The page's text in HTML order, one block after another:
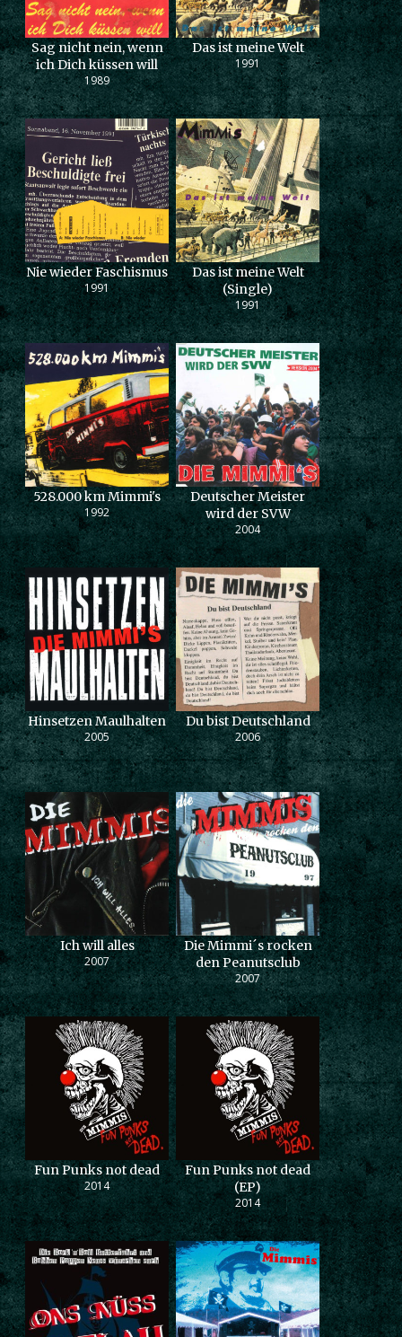
Sag nicht nein, wenn
ich Dich küssen will
1989
Das ist meine Welt
1991
Nie wieder Faschismus
1991
Das ist meine Welt
(Single)
1991
528.000 km Mimmi's
1992
Deutscher Meister
wird der SVW
2004
Hinsetzen Maulhalten
2005
Du bist Deutschland
2006
Ich will alles
2007
Die Mimmi´s rocken
den Peanutsclub
2007
Fun Punks not dead
2014
Fun Punks not dead
(EP)
2014